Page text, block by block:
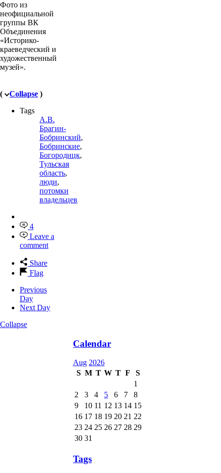
Фото из
неофициальной
группы ВК
Объединения
«Историко-
краеведческий и
художественный
музей».
( Collapse )
Tags
А.В.
Брагин-
Бобринский,
Бобринские,
Богородицк,
Тульская
область,
люди,
потомки
владельцев
4
Leave a
comment
Share
Flag
Previous
Day
Next Day
Collapse
Calendar
Aug 2026
S M T W T F
S
1
2
3 4 5 6 7
8
9
10 11 12 13 14 15
16 17 18 19 20 21 22
23 24 25 26 27 28 29
30 31
Tags